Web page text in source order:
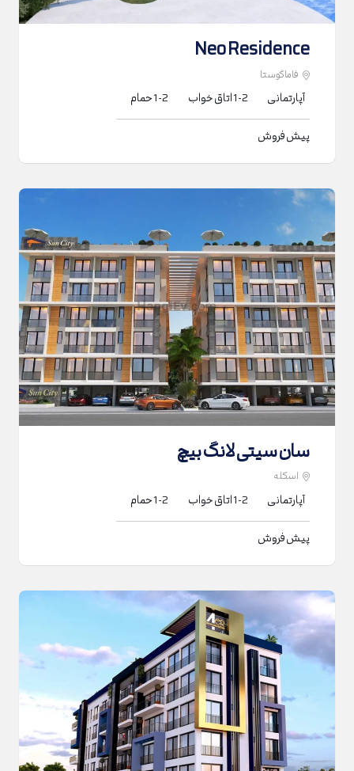
Neo Residence
فاماگوستا
آپارتمانی 1-2اتاق خواب 1-2حمام
پیش فروش
سان سیتی لانگ بیچ
اسکله
آپارتمانی 1-2اتاق خواب 1-2حمام
پیش فروش